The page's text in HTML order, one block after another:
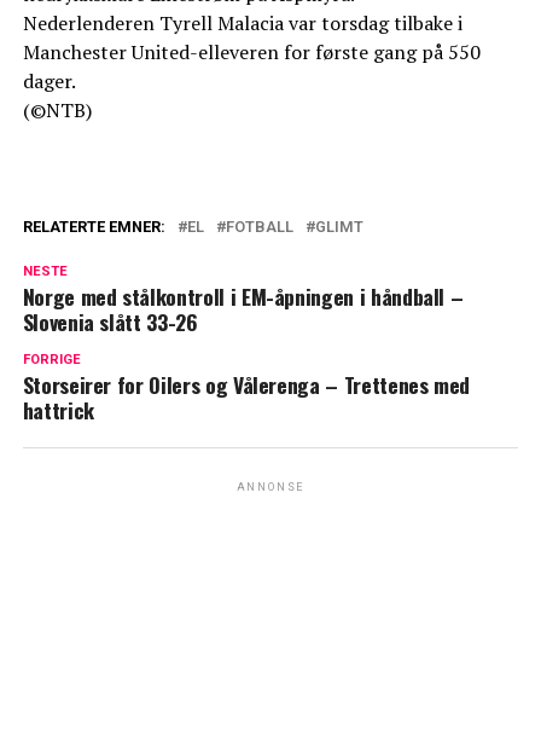
Nederlenderen Tyrell Malacia var torsdag tilbake i
Manchester United-elleveren for første gang på 550
dager.
(©NTB)
RELATERTE EMNER: EL FOTBALL GLIMT
NESTE
Norge med stålkontroll i EM-åpningen i håndball –
Slovenia slått 33-26
FORRIGE
Storseirer for Oilers og Vålerenga – Trettenes med
hattrick
ANNONSE